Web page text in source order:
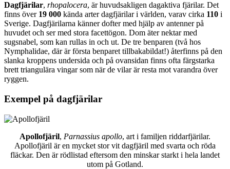
Dagfjärilar, rhopalocera, är huvudsakligen dagaktiva fjärilar. Det
finns över 19 000 kända arter dagfjärilar i världen, varav cirka 110 i
Sverige. Dagfjärilarna känner dofter med hjälp av antenner på
huvudet och ser med stora facettögon. Dom äter nektar med
sugsnabel, som kan rullas in och ut. De tre benparen (två hos
Nymphalidae, där är första benparet tillbakabildat!) återfinns på den
slanka kroppens undersida och på ovansidan finns ofta färgstarka
brett triangulära vingar som när de vilar är resta mot varandra över
ryggen.
Exempel på dagfjärilar
Apollofjäril, Parnassius apollo, art i familjen riddarfjärilar.
Apollofjäril är en mycket stor vit dagfjäril med svarta och röda
fläckar. Den är rödlistad eftersom den minskar starkt i hela landet
utom på Gotland.